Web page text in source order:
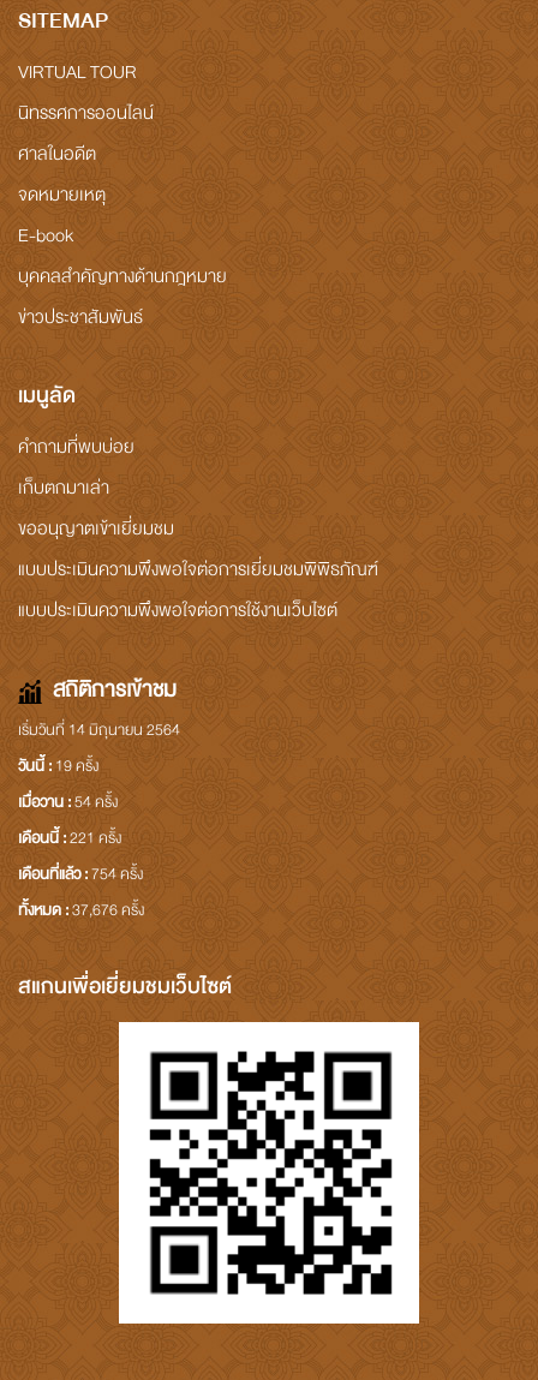
SITEMAP
VIRTUAL TOUR
นิทรรศการออนไลน์
ศาลในอดีต
จดหมายเหตุ
E-book
บุคคลสำคัญทางด้านกฎหมาย
ข่าวประชาสัมพันธ์
เมนูลัด
คำถามที่พบบ่อย
เก็บตกมาเล่า
ขออนุญาตเข้าเยี่ยมชม
แบบประเมินความพึงพอใจต่อการเยี่ยมชมพิพิธภัณฑ์
แบบประเมินความพึงพอใจต่อการใช้งานเว็บไซต์
สถิติการเข้าชม
เริ่มวันที่ 14 มิถุนายน 2564
วันนี้ :19 ครั้ง
เมื่อวาน :54 ครั้ง
เดือนนี้ :221 ครั้ง
เดือนที่แล้ว :754 ครั้ง
ทั้งหมด :37,676 ครั้ง
สแกนเพื่อเยี่ยมชมเว็บไซต์